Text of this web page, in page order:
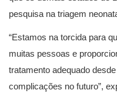
pesquisa na triagem
“Estamos na torcida para
muitas pessoas e
tratamento adequado
complicações no futuro”,